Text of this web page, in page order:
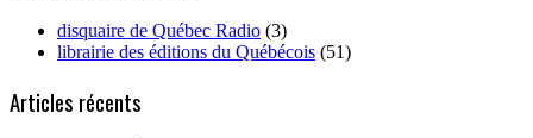
disquaire de Québec Radio (3)
librairie des éditions du Québécois (51)
Articles récents